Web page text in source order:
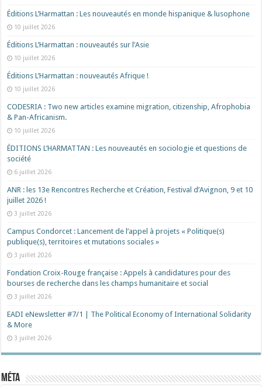
Éditions L’Harmattan : Les nouveautés en monde hispanique & lusophone
10 juillet 2026
Éditions L’Harmattan : nouveautés sur l’Asie
10 juillet 2026
Éditions L’Harmattan : nouveautés Afrique !​
10 juillet 2026
CODESRIA : Two new articles examine migration, citizenship, Afrophobia
& Pan-Africanism.
10 juillet 2026
ÉDITIONS L’HARMATTAN : Les nouveautés en sociologie et questions de
société
6 juillet 2026
ANR : les 13e Rencontres Recherche et Création, Festival d’Avignon, 9 et 10
juillet 2026 !
3 juillet 2026
Campus Condorcet : Lancement de l’appel à projets « Politique(s)
publique(s), territoires et mutations sociales »
3 juillet 2026
Fondation Croix-Rouge française : Appels à candidatures pour des
bourses de recherche dans les champs humanitaire et social
3 juillet 2026
EADI eNewsletter #7/1 | The Political Economy of International Solidarity
& More
3 juillet 2026
Méta